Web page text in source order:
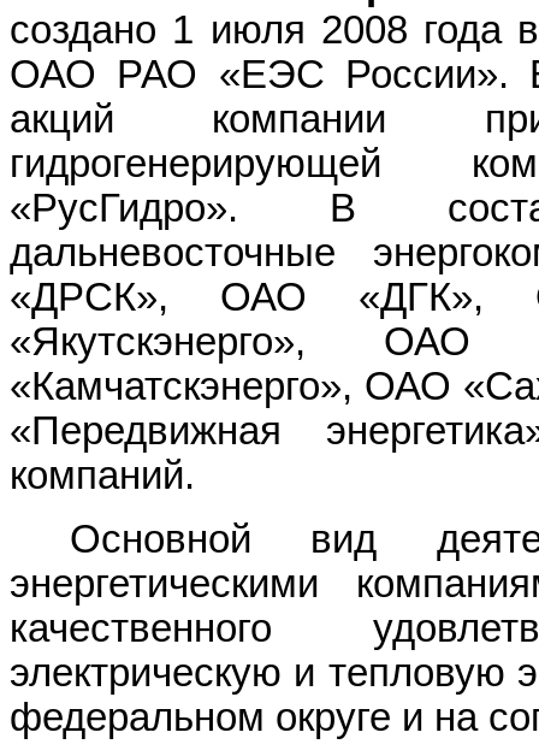
создано 1 июля 2008 года
ОАО РАО «ЕЭС России».
акций компании
гидрогенерирующей
«РусГидро». В
дальневосточные
«ДРСК», ОАО
«Якутскэнерго», ОАО
«Камчатскэнерго», ОАО
«Передвижная
компаний.
Основной вид
энергетическими
качественного
электрическую и тепловую
федеральном округе и на